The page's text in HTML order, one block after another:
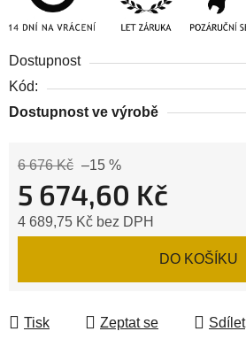
Dostupnost
Kód:
Dostupnost ve výrobě
6 676 Kč –15 %
5 674,60 Kč
4 689,75 Kč bez DPH
DO KOŠÍKU
Tisk Zeptat se Sdílet